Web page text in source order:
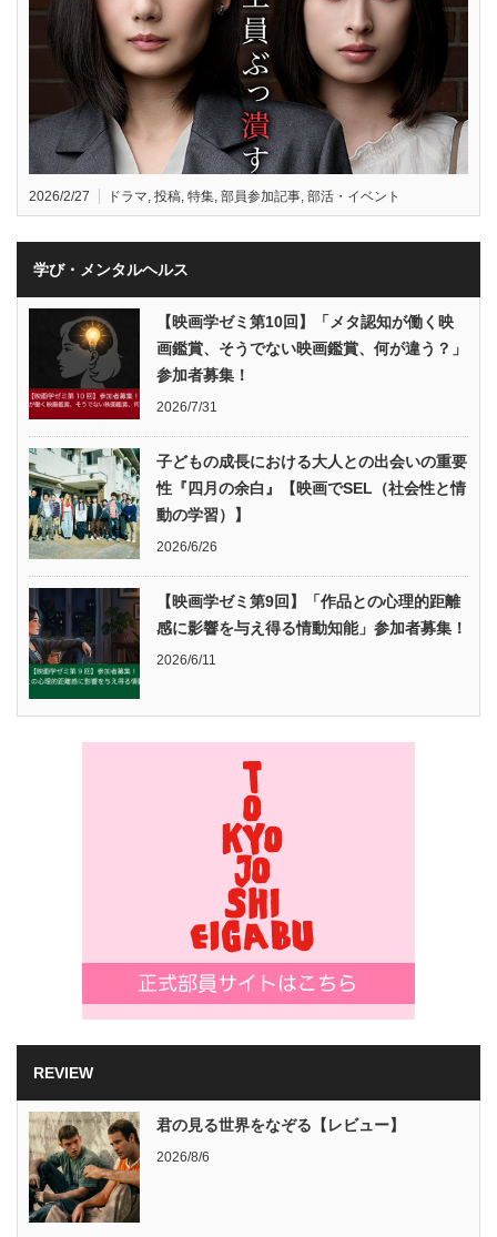
2026/2/27 ドラマ, 投稿, 特集, 部員参加記事, 部活・イベント
学び・メンタルヘルス
【映画学ゼミ第10回】「メタ認知が働く映
画鑑賞、そうでない映画鑑賞、何が違う？」
参加者募集！
2026/7/31
子どもの成長における大人との出会いの重要
性『四月の余白』【映画でSEL（社会性と情
動の学習）】
2026/6/26
【映画学ゼミ第9回】「作品との心理的距離
感に影響を与え得る情動知能」参加者募集！
2026/6/11
REVIEW
君の見る世界をなぞる【レビュー】
2026/8/6